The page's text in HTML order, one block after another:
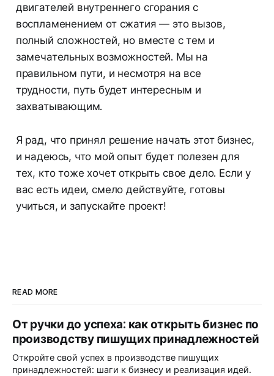
двигателей внутреннего сгорания с
воспламенением от сжатия — это вызов,
полный сложностей, но вместе с тем и
замечательных возможностей. Мы на
правильном пути, и несмотря на все
трудности, путь будет интересным и
захватывающим.
Я рад, что принял решение начать этот бизнес,
и надеюсь, что мой опыт будет полезен для
тех, кто тоже хочет открыть свое дело. Если у
вас есть идеи, смело действуйте, готовы
учиться, и запускайте проект!
READ MORE
От ручки до успеха: как открыть бизнес по
производству пишущих принадлежностей
Откройте свой успех в производстве пишущих
принадлежностей: шаги к бизнесу и реализация идей.